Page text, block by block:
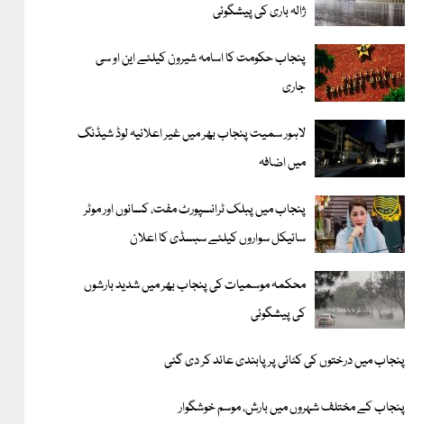
ژالہ باری کی پیشگوئی
پنجاب حکومت کا اسامہ شیرون کیلئے این او سی
جاری
لاہور سمیت پنجاب بھر میں غیر اعلانیہ لوڈ شیڈنگ
میں اضافہ
پنجاب میں پبلک ٹرانسپورٹ مفت، کسانوں اور موٹر
سائیکل سواروں کیلئے سبسڈی کا اعلان
محکمہ موسمیات کی پنجاب بھر میں شدید بارشوں
کی پیشگوئی
پنجاب میں درختوں کی کٹائی پر پابندی عائد کر دی گئی
پنجاب کے مختلف شہروں میں بارش، موسم خوشگوار